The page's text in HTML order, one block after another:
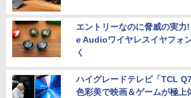
エントリーなのに脅威の実
e Audioワイヤレスイヤフォ
く
ハイグレードテレビ「TCL
色彩美で映画＆ゲームが極上